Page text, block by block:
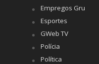
Empregos Gru
Esportes
GWeb TV
Polícia
Política